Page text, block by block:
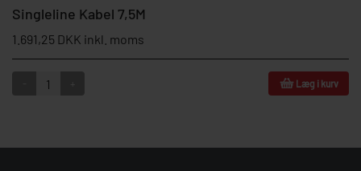
Singleline Kabel 7,5M
1.691,25 DKK inkl. moms
Læg i kurv